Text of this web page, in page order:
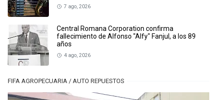
7 ago, 2026
Central Romana Corporation confirma
fallecimiento de Alfonso "Alfy" Fanjul, a los 89
años
4 ago, 2026
FIFA AGROPECUARIA / AUTO REPUESTOS